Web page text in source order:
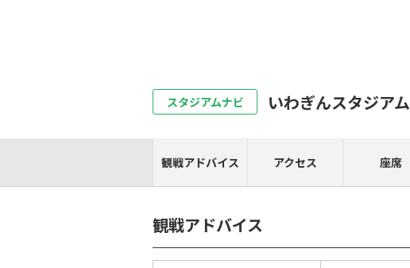
スタジアムナビ いわぎんスタジアム
観戦アドバイス アクセス 座席
観戦アドバイス